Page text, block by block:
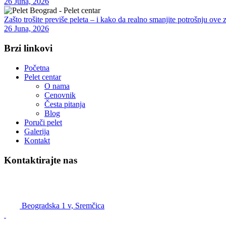
Zašto trošite previše peleta – i kako da realno smanjite potrošnju ove
26 Juna, 2026
Brzi linkovi
Početna
Pelet centar
O nama
Cenovnik
Česta pitanja
Blog
Poruči pelet
Galerija
Kontakt
Kontaktirajte nas
Beogradska 1 v, Sremčica